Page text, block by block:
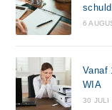
schuld
6
Vanaf
WIA
30 JULI